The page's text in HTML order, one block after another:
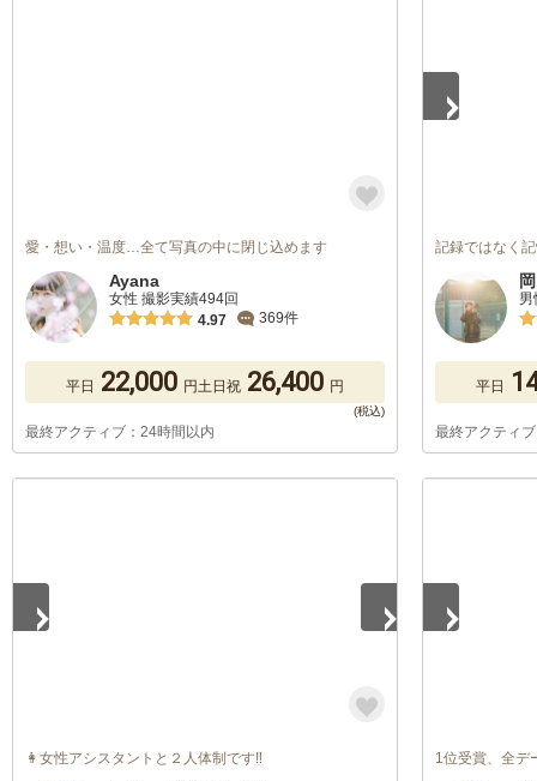
愛・想い・温度…全て写真の中に閉じ込めます
Ayana
女性 撮影実績494回
4.97
369件
平日 22,000 円土日祝 26,400 円
最終アクティブ：24時間以内
記録ではなく
平日
最終アクティ
👩‍女性アシスタントと２人体制です‼️ 1位受賞、全